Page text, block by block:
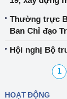
Thường trực
Ban Chỉ đạo
Hội nghị Bộ
1
HOẠT ĐỘNG